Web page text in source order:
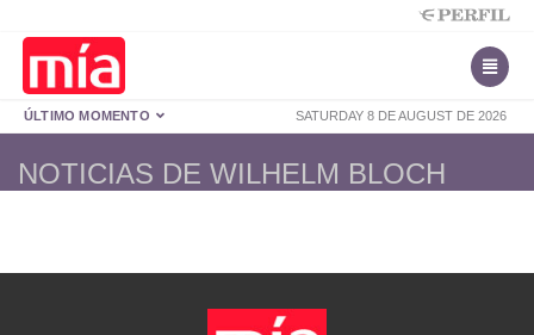
SATURDAY 8 DE AUGUST DE 2026
ÚLTIMO MOMENTO
NOTICIAS DE WILHELM BLOCH